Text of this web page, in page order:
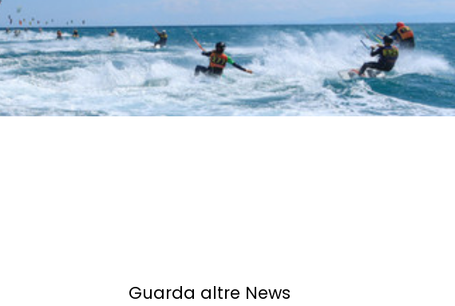
Guarda altre News